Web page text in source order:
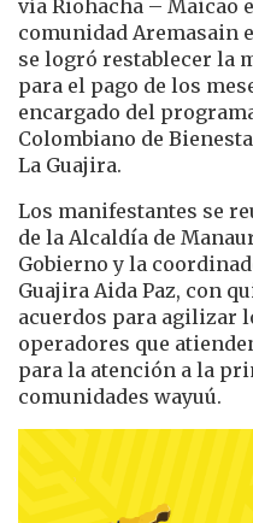
vía Riohacha – Maicao
comunidad Aremasain
se logró restablecer la
para el pago de los
encargado del
Colombiano de
La Guajira.
Los manifestantes se
de la Alcaldía de
Gobierno y la
Guajira Aida Paz, con
acuerdos para agilizar
operadores que
para la atención a la
comunidades wayuú.